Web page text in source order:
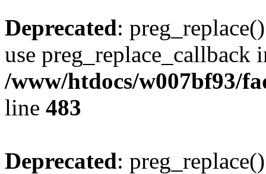
Deprecated:
use preg_replace_callback
/www/htdocs/w007bf93/
line 483
Deprecated: